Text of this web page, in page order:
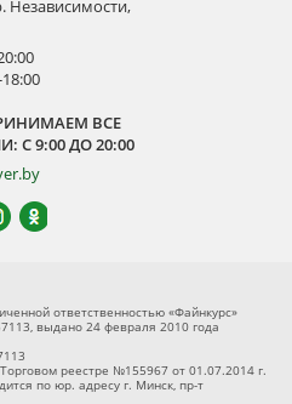
Независимости,
ВСЕ
С 9:00 ДО 20:00
ответственностью «Файнкурс»
выдано 24 февраля 2010 года
реестре №155967 от 01.07.2014 г.
по юр. адресу г. Минск, пр-т